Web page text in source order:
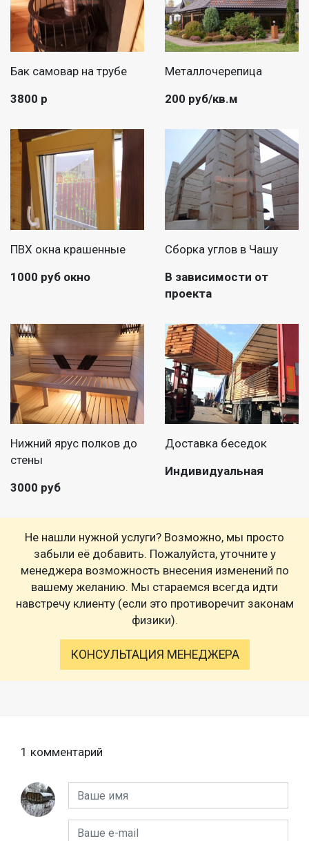
Бак самовар на трубе
3800 р
Металлочерепица
200 руб/кв.м
ПВХ окна крашенные
1000 руб окно
Сборка углов в Чашу
В зависимости от
проекта
Нижний ярус полков до
стены
3000 руб
Доставка беседок
Индивидуальная
Не нашли нужной услуги? Возможно, мы просто
забыли её добавить. Пожалуйста, уточните у
менеджера возможность внесения изменений по
вашему желанию. Мы стараемся всегда идти
навстречу клиенту (если это противоречит законам
физики).
КОНСУЛЬТАЦИЯ МЕНЕДЖЕРА
1 комментарий